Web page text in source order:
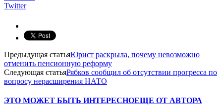
Twitter
Предыдущая статьяЮрист раскрыла, почему невозможно
отменить пенсионную реформу
Следующая статьяРябков сообщил об отсутствии прогресса по
вопросу нерасширения НАТО
ЭТО МОЖЕТ БЫТЬ ИНТЕРЕСНОЕЩЕ ОТ АВТОРА